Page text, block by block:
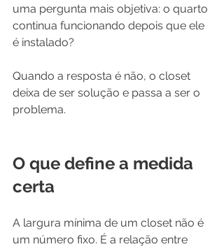
uma pergunta mais objetiva: o quarto
continua funcionando depois que ele
é instalado?
Quando a resposta é não, o closet
deixa de ser solução e passa a ser o
problema.
O que define a medida
certa
A largura mínima de um closet não é
um número fixo. É a relação entre